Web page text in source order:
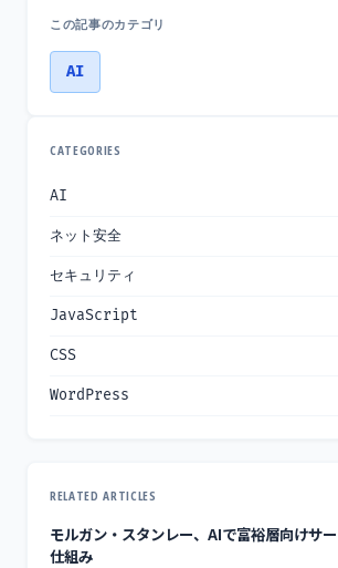
この記事のカテゴリ
AI
CATEGORIES
AI
ネット安全
セキュリティ
JavaScript
CSS
WordPress
RELATED ARTICLES
モルガン・スタンレー、AIで富裕層向けサ
仕組み